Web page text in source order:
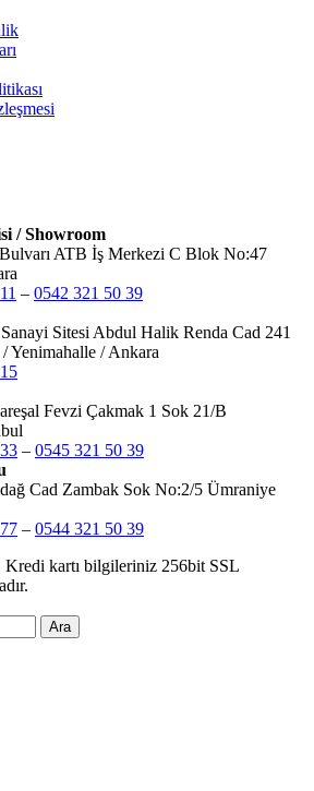
/ Showroom
ATB İş Merkezi C Blok No:47
– 0542 321 50 39
Sitesi Abdul Halik Renda Cad 241
Yenimahalle / Ankara
Fevzi Çakmak 1 Sok 21/B
– 0545 321 50 39
Cad Zambak Sok No:2/5 Ümraniye
– 0544 321 50 39
Kredi kartı bilgileriniz 256bit SSL
Ara